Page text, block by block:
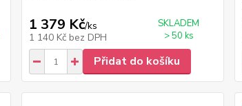
1 379 Kč/ks
1 140 Kč bez DPH
SKLADEM
> 50 ks
Přidat do košíku